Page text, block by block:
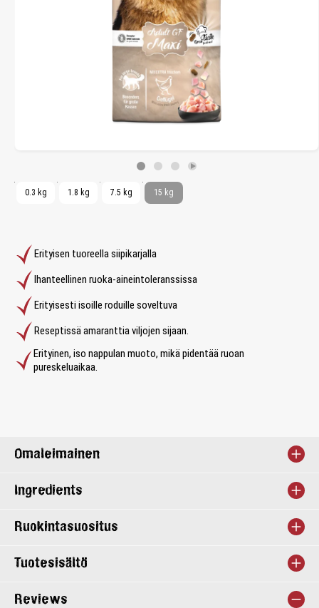
Erityisen tuoreella siipikarjalla
Ihanteellinen ruoka-aineintoleranssissa
Erityisesti isoille roduille soveltuva
Reseptissä amaranttia viljojen sijaan.
Erityinen, iso nappulan muoto, mikä pidentää ruoan
pureskeluaikaa.
0.3 kg 1.8 kg 7.5 kg 15 kg
Omaleimainen
Ingredients
Ruokintasuositus
Tuotesisältö
Reviews